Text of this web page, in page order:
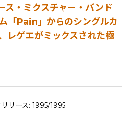
ス・ミクスチャー・バンド
「Pain」からのシングルカ
レゲエがミックスされた極
リース: 1995/1995